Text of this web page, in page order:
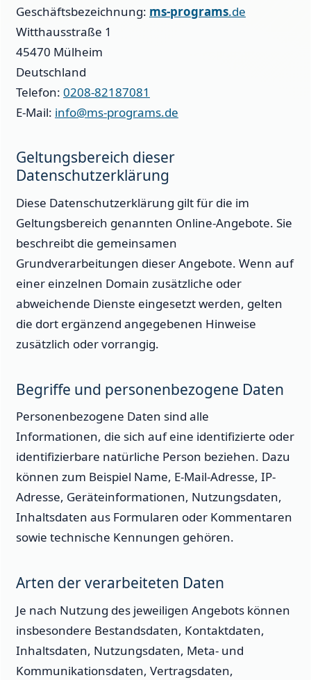
Geschäftsbezeichnung: ms-programs.de
Witthausstraße 1
45470 Mülheim
Deutschland
Telefon: 0208-82187081
E-Mail: info@ms-programs.de
Geltungsbereich dieser
Datenschutzerklärung
Diese Datenschutzerklärung gilt für die im
Geltungsbereich genannten Online-Angebote. Sie
beschreibt die gemeinsamen
Grundverarbeitungen dieser Angebote. Wenn auf
einer einzelnen Domain zusätzliche oder
abweichende Dienste eingesetzt werden, gelten
die dort ergänzend angegebenen Hinweise
zusätzlich oder vorrangig.
Begriffe und personenbezogene Daten
Personenbezogene Daten sind alle
Informationen, die sich auf eine identifizierte oder
identifizierbare natürliche Person beziehen. Dazu
können zum Beispiel Name, E-Mail-Adresse, IP-
Adresse, Geräteinformationen, Nutzungsdaten,
Inhaltsdaten aus Formularen oder Kommentaren
sowie technische Kennungen gehören.
Arten der verarbeiteten Daten
Je nach Nutzung des jeweiligen Angebots können
insbesondere Bestandsdaten, Kontaktdaten,
Inhaltsdaten, Nutzungsdaten, Meta- und
Kommunikationsdaten, Vertragsdaten,